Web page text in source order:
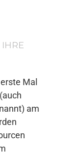
Mal
(auch
am